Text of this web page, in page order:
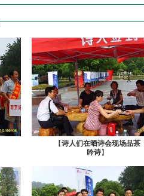
【诗人们在晒诗会现场品茶
吟诗】